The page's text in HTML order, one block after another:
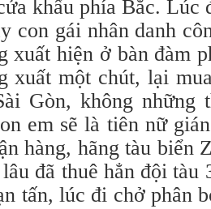
khẩu phía Bắc. Lúc
con gái nhân danh
xuất hiện ở bàn đàm
xuất một chút, lại
Gòn, không những
em sẽ là tiên nữ
hàng, hãng tàu biển
đã thuê hẳn đội tàu
tấn, lúc đi chở phân